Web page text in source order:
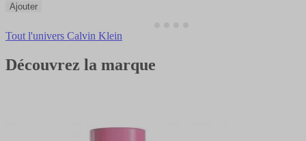
Ajouter
Tout l'univers Calvin Klein
Découvrez la marque